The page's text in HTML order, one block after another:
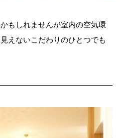
もしれませんが室内の空気環
えないこだわりのひとつでも